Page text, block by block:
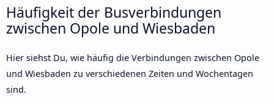
Häufigkeit der Busverbindungen
zwischen Opole und Wiesbaden
Hier siehst Du, wie häufig die Verbindungen zwischen Opole
und Wiesbaden zu verschiedenen Zeiten und Wochentagen
sind.